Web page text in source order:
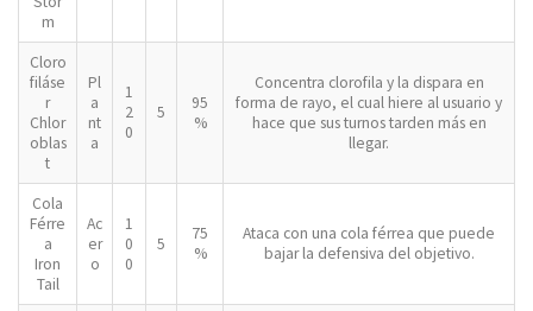
m
Cloro
filáse
r
Chlor
oblas
t
Pl
a
nt
a
1
2
0
5
95
%
Concentra clorofila y la dispara en
forma de rayo, el cual hiere al usuario y
hace que sus turnos tarden más en
llegar.
Cola
Férre
a
Iron
Tail
Ac
er
o
1
0
0
5
75
%
Ataca con una cola férrea que puede
bajar la defensiva del objetivo.